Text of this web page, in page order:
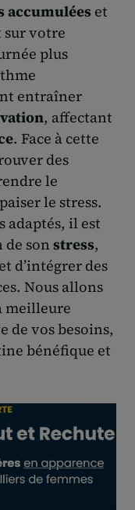
accumulées et
sur votre
plus
entraîner
, affectant
. Face à cette
des
le
le stress.
adaptés, il est
de son stress,
d’intégrer des
Nous allons
meilleure
de vos besoins,
bénéfique et